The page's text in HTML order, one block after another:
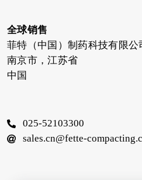
全球销售
菲特（中国）制药科技有限
南京市，江苏省
中国
025-52103300
sales.cn@fette-